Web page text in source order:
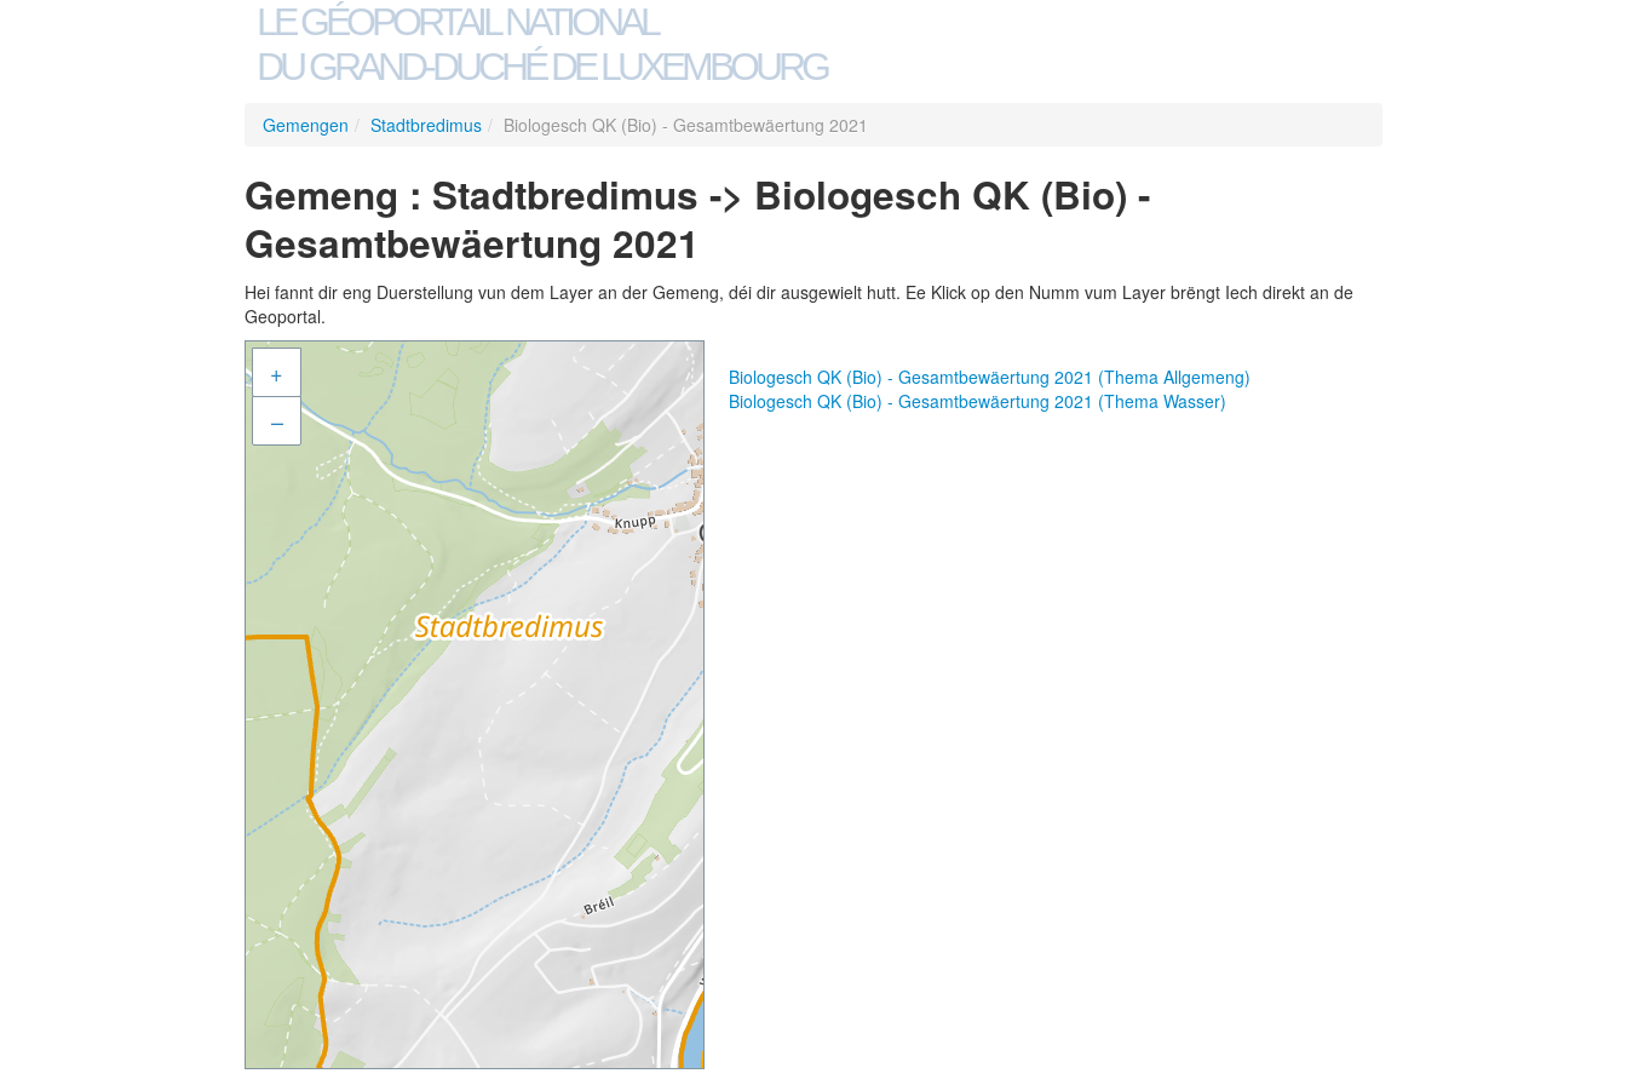
LE GÉOPORTAIL NATIONAL
DU GRAND-DUCHÉ DE LUXEMBOURG
Gemengen / Stadtbredimus / Biologesch QK (Bio) - Gesamtbewäertung 2021
Gemeng : Stadtbredimus -> Biologesch QK (Bio) -
Gesamtbewäertung 2021
Hei fannt dir eng Duerstellung vun dem Layer an der Gemeng, déi dir ausgewielt hutt. Ee Klick op den Numm vum Layer brëngt Iech direkt an de
Geoportal.
+
–
Biologesch QK (Bio) - Gesamtbewäertung 2021 (Thema Allgemeng)
Biologesch QK (Bio) - Gesamtbewäertung 2021 (Thema Wasser)